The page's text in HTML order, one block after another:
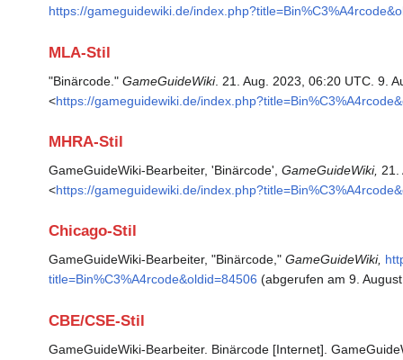
https://gameguidewiki.de/
MLA-Stil
"Binärcode." GameGuideWiki. 21. Aug. 2023, 06:20 UTC. 9.
<https://gameguidewiki.de/
MHRA-Stil
GameGuideWiki-Bearbeiter, 'Binärcode', GameGuideWiki, 21.
<https://gameguidewiki.de/
Chicago-Stil
GameGuideWiki-Bearbeiter, "Binärcode," GameGuideWiki,
title=Bin%C3%A4rcode&oldid=84506 (abgerufen am 9.
CBE/CSE-Stil
GameGuideWiki-Bearbeiter. Binärcode [Internet].